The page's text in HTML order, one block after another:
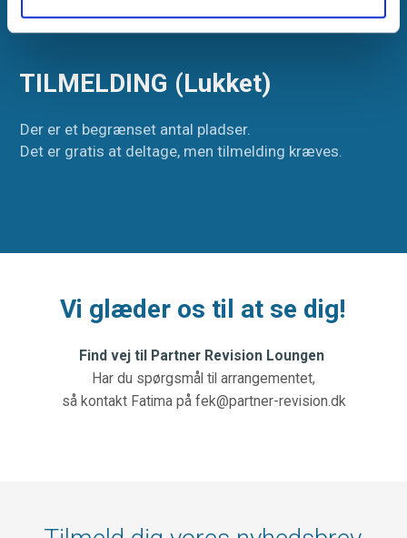
TILMELDING (Lukket)
Der er et begrænset antal pladser.
Det er gratis at deltage, men tilmelding kræves.
Vi glæder os til at se dig!
Find vej til Partner Revision Loungen
Har du spørgsmål til arrangementet,
så kontakt Fatima på fek@partner-revision.dk